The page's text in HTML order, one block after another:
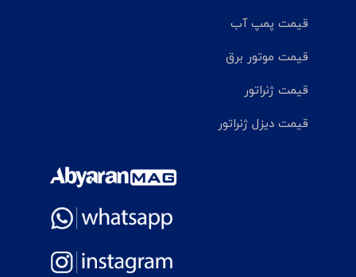
قیمت پمپ آب
قیمت موتور برق
قیمت ژنراتور
قیمت دیزل ژنراتور